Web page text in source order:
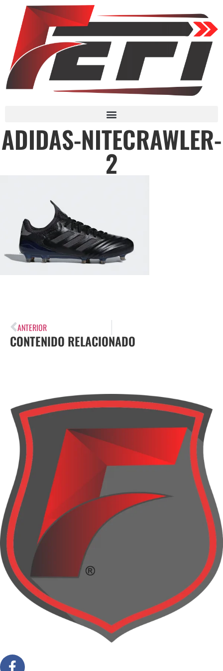
ADIDAS-NITECRAWLER-
2
ANTERIOR
CONTENIDO RELACIONADO